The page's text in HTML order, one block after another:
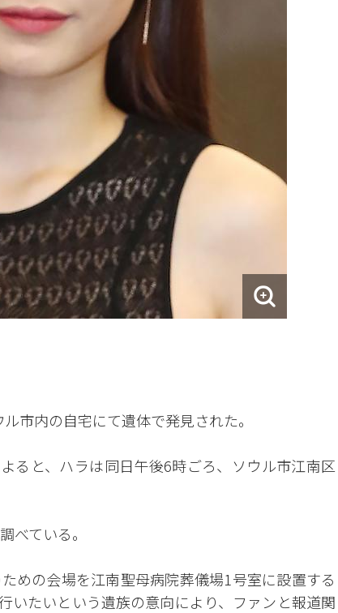
市内の自宅にて遺体で発見された。
ると、ハラは同日午後6時ごろ、ソウル市江南区
べている。
めの会場を江南聖母病院葬儀場1号室に設置する
いたいという遺族の意向により、ファンと報道関